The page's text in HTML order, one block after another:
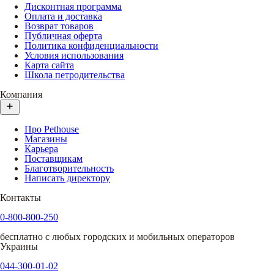
Дисконтная программа
Оплата и доставка
Возврат товаров
Публичная оферта
Политика конфиденциальности
Условия использования
Карта сайта
Школа петродительства
Компания
Про Pethouse
Магазины
Карьера
Поставщикам
Благотворительность
Написать директору
Контакты
0-800-800-250
бесплатно с любых городских и мобильных операторов
Украины
044-300-01-02